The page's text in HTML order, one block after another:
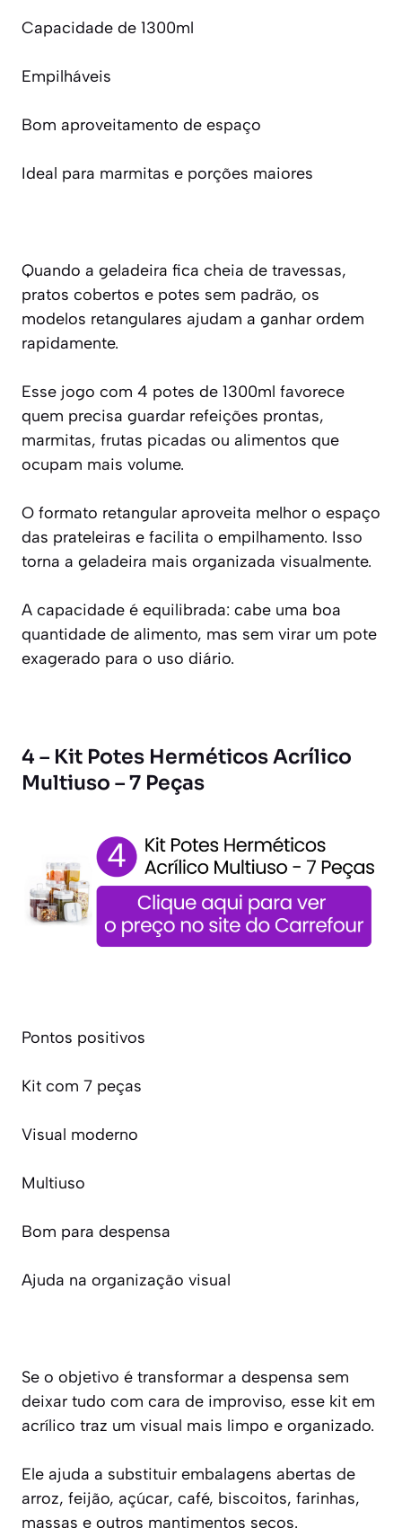
Capacidade de 1300ml
Empilháveis
Bom aproveitamento de espaço
Ideal para marmitas e porções maiores
Quando a geladeira fica cheia de travessas,
pratos cobertos e potes sem padrão, os
modelos retangulares ajudam a ganhar ordem
rapidamente.
Esse jogo com 4 potes de 1300ml favorece
quem precisa guardar refeições prontas,
marmitas, frutas picadas ou alimentos que
ocupam mais volume.
O formato retangular aproveita melhor o espaço
das prateleiras e facilita o empilhamento. Isso
torna a geladeira mais organizada visualmente.
A capacidade é equilibrada: cabe uma boa
quantidade de alimento, mas sem virar um pote
exagerado para o uso diário.
4 – Kit Potes Herméticos Acrílico
Multiuso – 7 Peças
Pontos positivos
Kit com 7 peças
Visual moderno
Multiuso
Bom para despensa
Ajuda na organização visual
Se o objetivo é transformar a despensa sem
deixar tudo com cara de improviso, esse kit em
acrílico traz um visual mais limpo e organizado.
Ele ajuda a substituir embalagens abertas de
arroz, feijão, açúcar, café, biscoitos, farinhas,
massas e outros mantimentos secos.